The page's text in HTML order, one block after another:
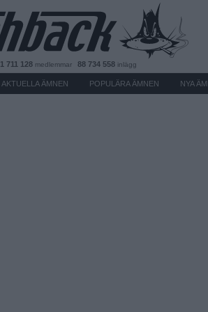
1 711 128 medlemmar 88 734 558 inlägg
AKTUELLA ÄMNEN POPULÄRA ÄMNEN NYA